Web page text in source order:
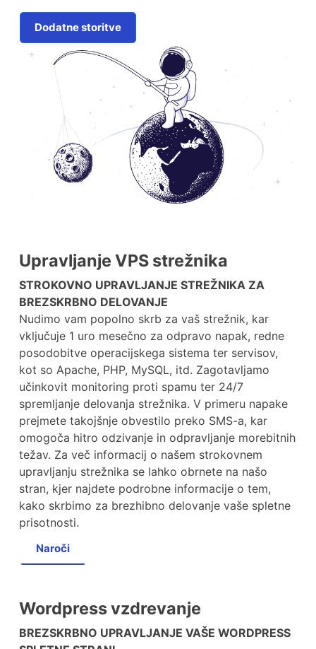
Dodatne storitve
Upravljanje VPS strežnika
STROKOVNO UPRAVLJANJE STREŽNIKA ZA
BREZSKRBNO DELOVANJE
Nudimo vam popolno skrb za vaš strežnik, kar
vključuje 1 uro mesečno za odpravo napak, redne
posodobitve operacijskega sistema ter servisov,
kot so Apache, PHP, MySQL, itd. Zagotavljamo
učinkovit monitoring proti spamu ter 24/7
spremljanje delovanja strežnika. V primeru napake
prejmete takojšnje obvestilo preko SMS-a, kar
omogoča hitro odzivanje in odpravljanje morebitnih
težav. Za več informacij o našem strokovnem
upravljanju strežnika se lahko obrnete na našo
stran, kjer najdete podrobne informacije o tem,
kako skrbimo za brezhibno delovanje vaše spletne
prisotnosti.
Naroči
Wordpress vzdrevanje
BREZSKRBNO UPRAVLJANJE VAŠE WORDPRESS